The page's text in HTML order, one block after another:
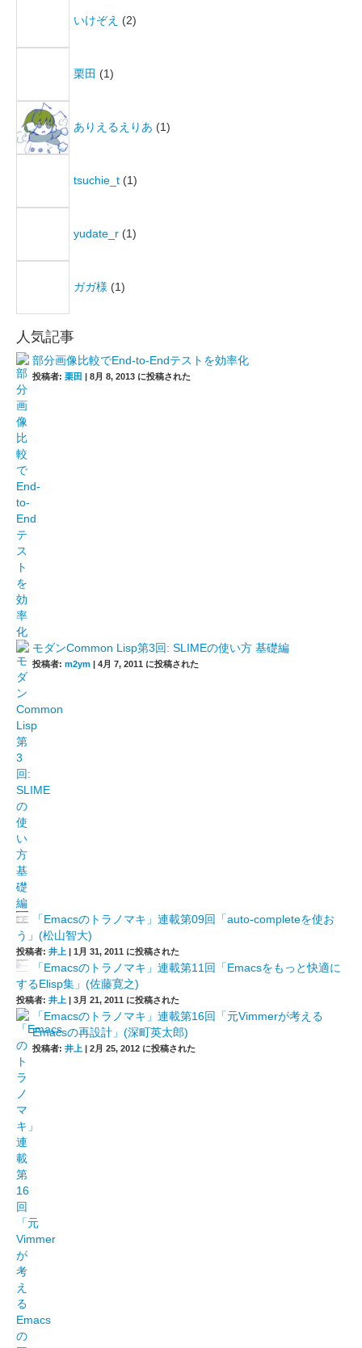
いけぞえ (2)
栗田 (1)
ありえるえりあ (1)
tsuchie_t (1)
yudate_r (1)
ガガ様 (1)
人気記事
部分画像比較でEnd-to-Endテストを効率化
投稿者: 栗田 | 8月 8, 2013 に投稿された
モダンCommon Lisp第3回: SLIMEの使い方 基礎編
投稿者: m2ym | 4月 7, 2011 に投稿された
「Emacsのトラノマキ」連載第09回「auto-completeを使お
う」(松山智大)
投稿者: 井上 | 1月 31, 2011 に投稿された
「Emacsのトラノマキ」連載第11回「Emacsをもっと快適に
するElisp集」(佐藤寛之)
投稿者: 井上 | 3月 21, 2011 に投稿された
「Emacsのトラノマキ」連載第16回「元Vimmerが考える
Emacsの再設計」(深町英太郎)
投稿者: 井上 | 2月 25, 2012 に投稿された